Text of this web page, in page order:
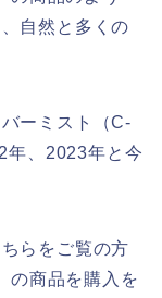
自然と多くの
ーミスト（C-
年、2023年と今
らをご覧の方
の商品を購入を